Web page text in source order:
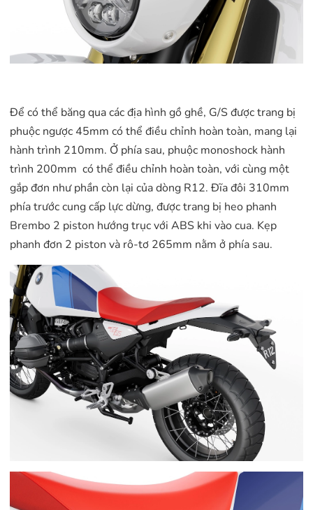
Để có thể băng qua các địa hình gồ ghề, G/S được trang bị
phuộc ngược 45mm có thể điều chỉnh hoàn toàn, mang lại
hành trình 210mm. Ở phía sau, phuộc monoshock hành
trình 200mm có thể điều chỉnh hoàn toàn, với cùng một
gắp đơn như phần còn lại của dòng R12. Đĩa đôi 310mm
phía trước cung cấp lực dừng, được trang bị heo phanh
Brembo 2 piston hướng trục với ABS khi vào cua. Kẹp
phanh đơn 2 piston và rô-tơ 265mm nằm ở phía sau.